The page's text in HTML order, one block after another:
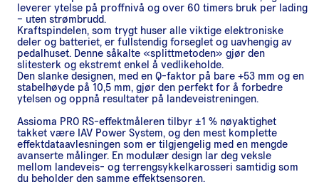
leverer ytelse på proffnivå og over 60 timers bruk per lading
– uten strømbrudd.
Kraftspindelen, som trygt huser alle viktige elektroniske
deler og batteriet, er fullstendig forseglet og uavhengig av
pedalhuset. Denne såkalte «splittmetoden» gjør den
slitesterk og ekstremt enkel å vedlikeholde.
Den slanke designen, med en Q-faktor på bare +53 mm og en
stabelhøyde på 10,5 mm, gjør den perfekt for å forbedre
ytelsen og oppnå resultater på landeveistreningen.
Assioma PRO RS-effektmåleren tilbyr ±1 % nøyaktighet
takket være IAV Power System, og den mest komplette
effektdataavlesningen som er tilgjengelig med en mengde
avanserte målinger. En modulær design lar deg veksle
mellom landeveis- og terrengsykkelkarosseri samtidig som
du beholder den samme effektsensoren.